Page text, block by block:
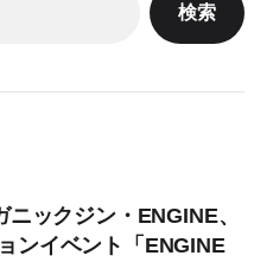
検索
ックジン・ENGINE、
ンイベント「ENGINE